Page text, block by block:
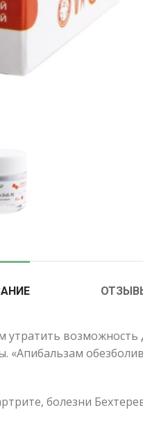
«Апибальзам
болезни